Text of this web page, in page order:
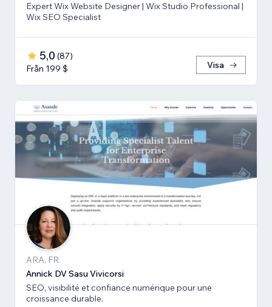
Expert Wix Website Designer | Wix Studio Professional |
Wix SEO Specialist
5,0 (87)
Från 199 $
Visa
ARA, FR
Annick DV Sasu Vivicorsi
SEO, visibilité et confiance numérique pour une
croissance durable.